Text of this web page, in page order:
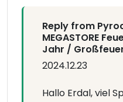
Reply from
MEGASTORE
Jahr /
2024.12.23
Hallo Erdal, viel